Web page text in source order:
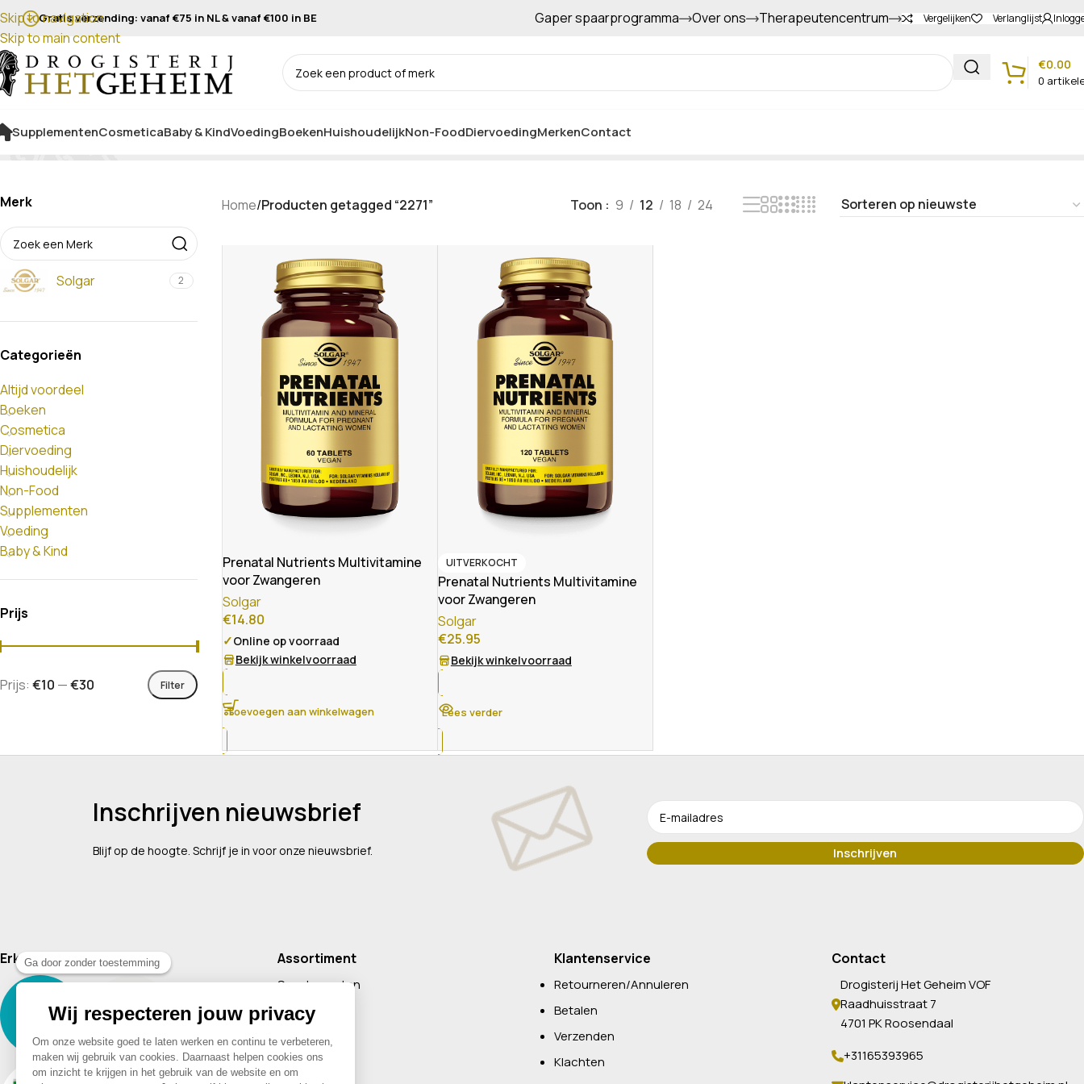
Skip to navigation
Skip to main content
Gratis verzending: vanaf €75 in NL & vanaf €100 in BE Gratis afhalen in de winkel Gapers sparen voor extra korting
Gaper spaarprogramma Over ons Therapeutencentrum Vergelijken Verlanglijst
0
€0.00
SupplementenCosmeticaBaby & KindVoedingBoekenHuishoudelijkNon-FoodDiervoedingMerkenContact
2271
Merk
Solgar 2
Categorieën
Altijd voordeel
Boeken
Cosmetica
Diervoeding
Huishoudelijk
Non-Food
Supplementen
Voeding
Baby & Kind
Prijs
Filter
Prijs: €10 —€30
Home/Producten getagged “2271” Toon 9 12 18 24
Prenatal Nutrients Multivitamine
voor Zwangeren
Solgar
€14.80
✓Online op voorraad
Bekijk winkelvoorraad
Toevoegen aan winkelwagen
UITVERKOCHT
Prenatal Nutrients Multivitamine
voor Zwangeren
Solgar
€25.95
Bekijk winkelvoorraad
Lees verder
Inschrijven nieuwsbrief
Blijf op de hoogte. Schrijf je in voor onze nieuwsbrief.
Erkend lid van Assortiment
Supplementen
Cosmetica
Baby & Kind
Voeding
Klantenservice
Retourneren/Annuleren
Betalen
Verzenden
Klachten
Contact
Drogisterij Het Geheim VOF
Raadhuisstraat 7
4701 PK Roosendaal
+31165393965